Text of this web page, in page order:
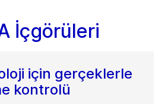
İçgörüleri
için gerçeklerle
kontrolü